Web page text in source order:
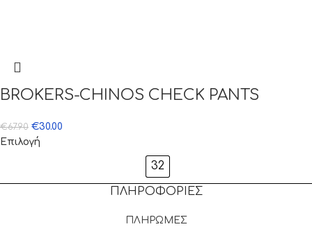
BROKERS-CHINOS CHECK PANTS
€67.90 €30.00
Επιλογή
32
ΠΛΗΡΟΦΟΡΙΕΣ
ΠΛΗΡΩΜΕΣ